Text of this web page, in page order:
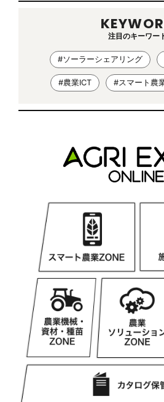
注目のキーワー
#ソーラーシェアリング
#農業ICT #スマート農